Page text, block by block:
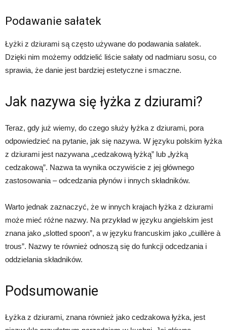
Podawanie sałatek
Łyżki z dziurami są często używane do podawania sałatek.
Dzięki nim możemy oddzielić liście sałaty od nadmiaru sosu, co
sprawia, że danie jest bardziej estetyczne i smaczne.
Jak nazywa się łyżka z dziurami?
Teraz, gdy już wiemy, do czego służy łyżka z dziurami, pora
odpowiedzieć na pytanie, jak się nazywa. W języku polskim łyżka
z dziurami jest nazywana „cedzakową łyżką” lub „łyżką
cedzakową”. Nazwa ta wynika oczywiście z jej głównego
zastosowania – odcedzania płynów i innych składników.
Warto jednak zaznaczyć, że w innych krajach łyżka z dziurami
może mieć różne nazwy. Na przykład w języku angielskim jest
znana jako „slotted spoon”, a w języku francuskim jako „cuillère à
trous”. Nazwy te również odnoszą się do funkcji odcedzania i
oddzielania składników.
Podsumowanie
Łyżka z dziurami, znana również jako cedzakowa łyżka, jest